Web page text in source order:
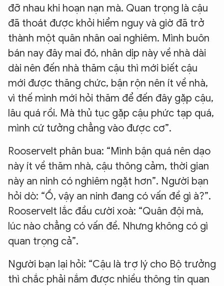
đỡ nhau khi hoạn nạn mà. Quan trọng là cậu
đã thoát được khỏi hiểm nguy và giờ đã trở
thành một quân nhân oai nghiêm. Mình buôn
bán nay đây mai đó, nhân dịp này về nhà dài
dài nên đến nhà thăm cậu thì mới biết cậu
mới được thăng chức, bận rộn nên ít về nhà,
vì thế mình mới hỏi thăm để đến đây gặp cậu,
lâu quá rồi. Mà thủ tục gặp cậu phức tạp quá,
mình cứ tưởng chẳng vào được cơ”.
Rooservelt phân bua: “Mình bận quá nên dạo
này ít về thăm nhà, cậu thông cảm, thời gian
này an ninh có nghiêm ngặt hơn”. Người bạn
hỏi dò: “Ồ, vậy an ninh đang có vấn đề gì à?”.
Rooservelt lắc đầu cười xoà: “Quân đội mà,
lúc nào chẳng có vấn đề. Nhưng không có gì
quan trọng cả”.
Người bạn lại hỏi: “Cậu là trợ lý cho Bộ trưởng
thì chắc phải nắm được nhiều thông tin quan